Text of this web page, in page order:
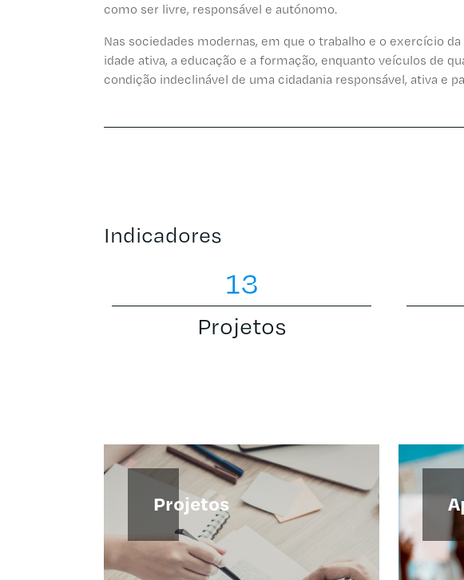
como ser livre, responsável e autónomo.
Nas sociedades modernas, em que o trabalho e o exercício
idade ativa, a educação e a formação, enquanto veículos de
condição indeclinável de uma cidadania responsável, ativa e
Indicadores
13
Projetos
Projetos